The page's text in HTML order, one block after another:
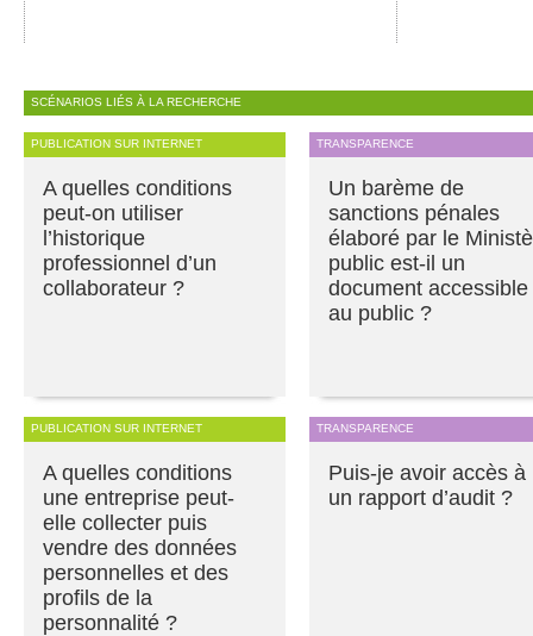
SCÉNARIOS LIÉS À LA RECHERCHE
PUBLICATION SUR INTERNET
A quelles conditions
peut-on utiliser
l’historique
professionnel d’un
collaborateur ?
TRANSPARENCE
Un barème de
sanctions pénales
élaboré par le
public est-il un
document accessible
au public ?
PUBLICATION SUR INTERNET
A quelles conditions
une entreprise peut-
elle collecter puis
vendre des données
personnelles et des
profils de la
personnalité ?
TRANSPARENCE
Puis-je avoir accès à
un rapport d’audit ?